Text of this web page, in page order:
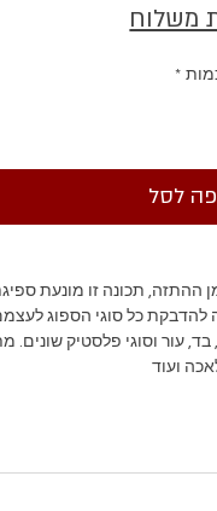
משלוח
*
לסל
ההתזה, תכונה זו מונעת
להדבקת כל סוגי הספוג
בד, עור וסוגי פלסטיק
ועוד